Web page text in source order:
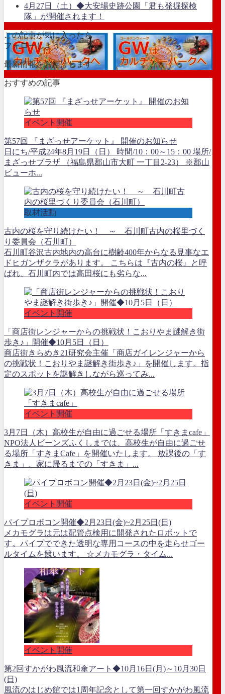
4月27日（土）◆大安場史跡公園「君も発掘探検
隊」が開催されます！
この記事が気に入ったら
フォローしよう
最新情報をお届けします
おすすめの記事
イベント開催
第57回 『まざっせアーケット』 開催のお知らせ
日にち/平成24年8月19日（日） 時間/10：00～15：00 場所/
まざっせプラザ （福島県郡山市大町 一丁目2-23） ※郡山
ビューホ...
取材活動
古内の桜を守り続けたい！ ～ 石川町古内の桜里づく
り委員会（石川町）
石川町谷沢古内地内の高台に樹齢400年からなる見事なエ
ドヒガンザクラがあります。 こちらは『古内の桜』と呼
ばれ、石川町内では高田桜にも劣らな...
イベント開催
「商店街レンジャーからの挑戦状！こおりやま謎解き街
歩き♪」開催◆10月5日（日）
商店街きらめき21研究会主催「商店ガイレンジャーから
の挑戦状！こおりやま謎解き街歩き♪」を開催します。指
定のスポットを謎解きしながら巡ってみ...
イベント開催
3月7日（木）高校生が自由に過ごせる場所「すきまcafe」
NPO法人ビーンズふくしまでは、高校生が自由に過ごせ
る場所「すきまCafe」を開催いたします。 放課後の「す
きま」、家に帰るまでの「すきま」...
イベント開催
パイプロボコン開催◆2月23日(金)~2月25日(日)
メカモグラは元は配管点検用に開発されたロボットで
す。パイプでできた透明な専用コースの中を走らせゴー
ルタイムを競います。 ☆メカモグラ・タイム...
イベント開催
第2回すかがわ風流和傘アート◆10月16日(月)～10月30日
(日)
風流のはじめ館では1周年記念として第一回すかがわ風流